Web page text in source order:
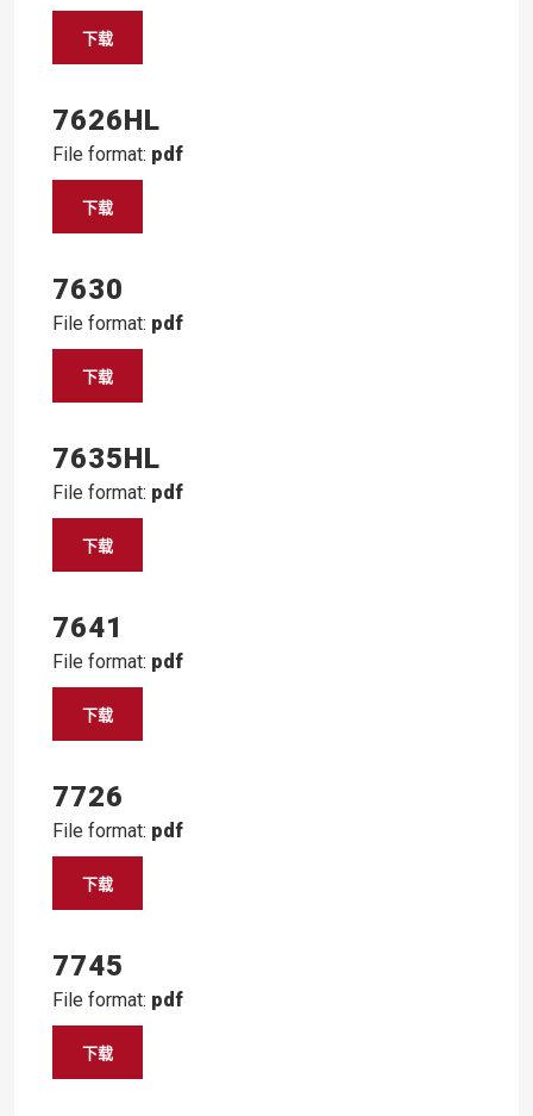
下载
7626HL
File format: pdf
下载
7630
File format: pdf
下载
7635HL
File format: pdf
下载
7641
File format: pdf
下载
7726
File format: pdf
下载
7745
File format: pdf
下载